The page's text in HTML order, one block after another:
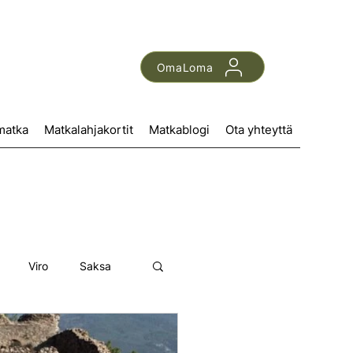
OmaLoma
Matkalahjakortit Matkablogi Ota yhteyttä
Viro Saksa
Ranska